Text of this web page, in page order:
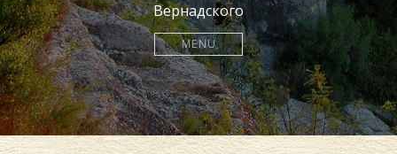
Вернадского
MENU